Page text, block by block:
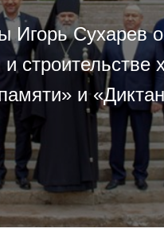
Игорь Сухарев о
строительстве
и